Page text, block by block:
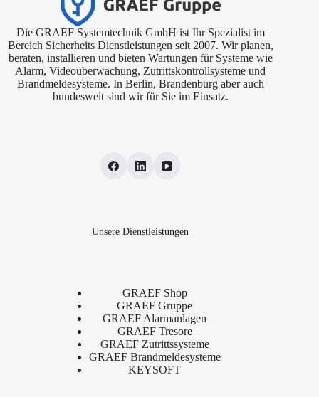
Die GRAEF Systemtechnik GmbH ist Ihr Spezialist im
Bereich Sicherheits Dienstleistungen seit 2007. Wir planen,
beraten, installieren und bieten Wartungen für Systeme wie
Alarm, Videoüberwachung, Zutrittskontrollsysteme und
Brandmeldesysteme. In Berlin, Brandenburg aber auch
bundesweit sind wir für Sie im Einsatz.
Unsere Dienstleistungen
GRAEF Shop
GRAEF Gruppe
GRAEF Alarmanlagen
GRAEF Tresore
GRAEF Zutrittssysteme
GRAEF Brandmeldesysteme
KEYSOFT